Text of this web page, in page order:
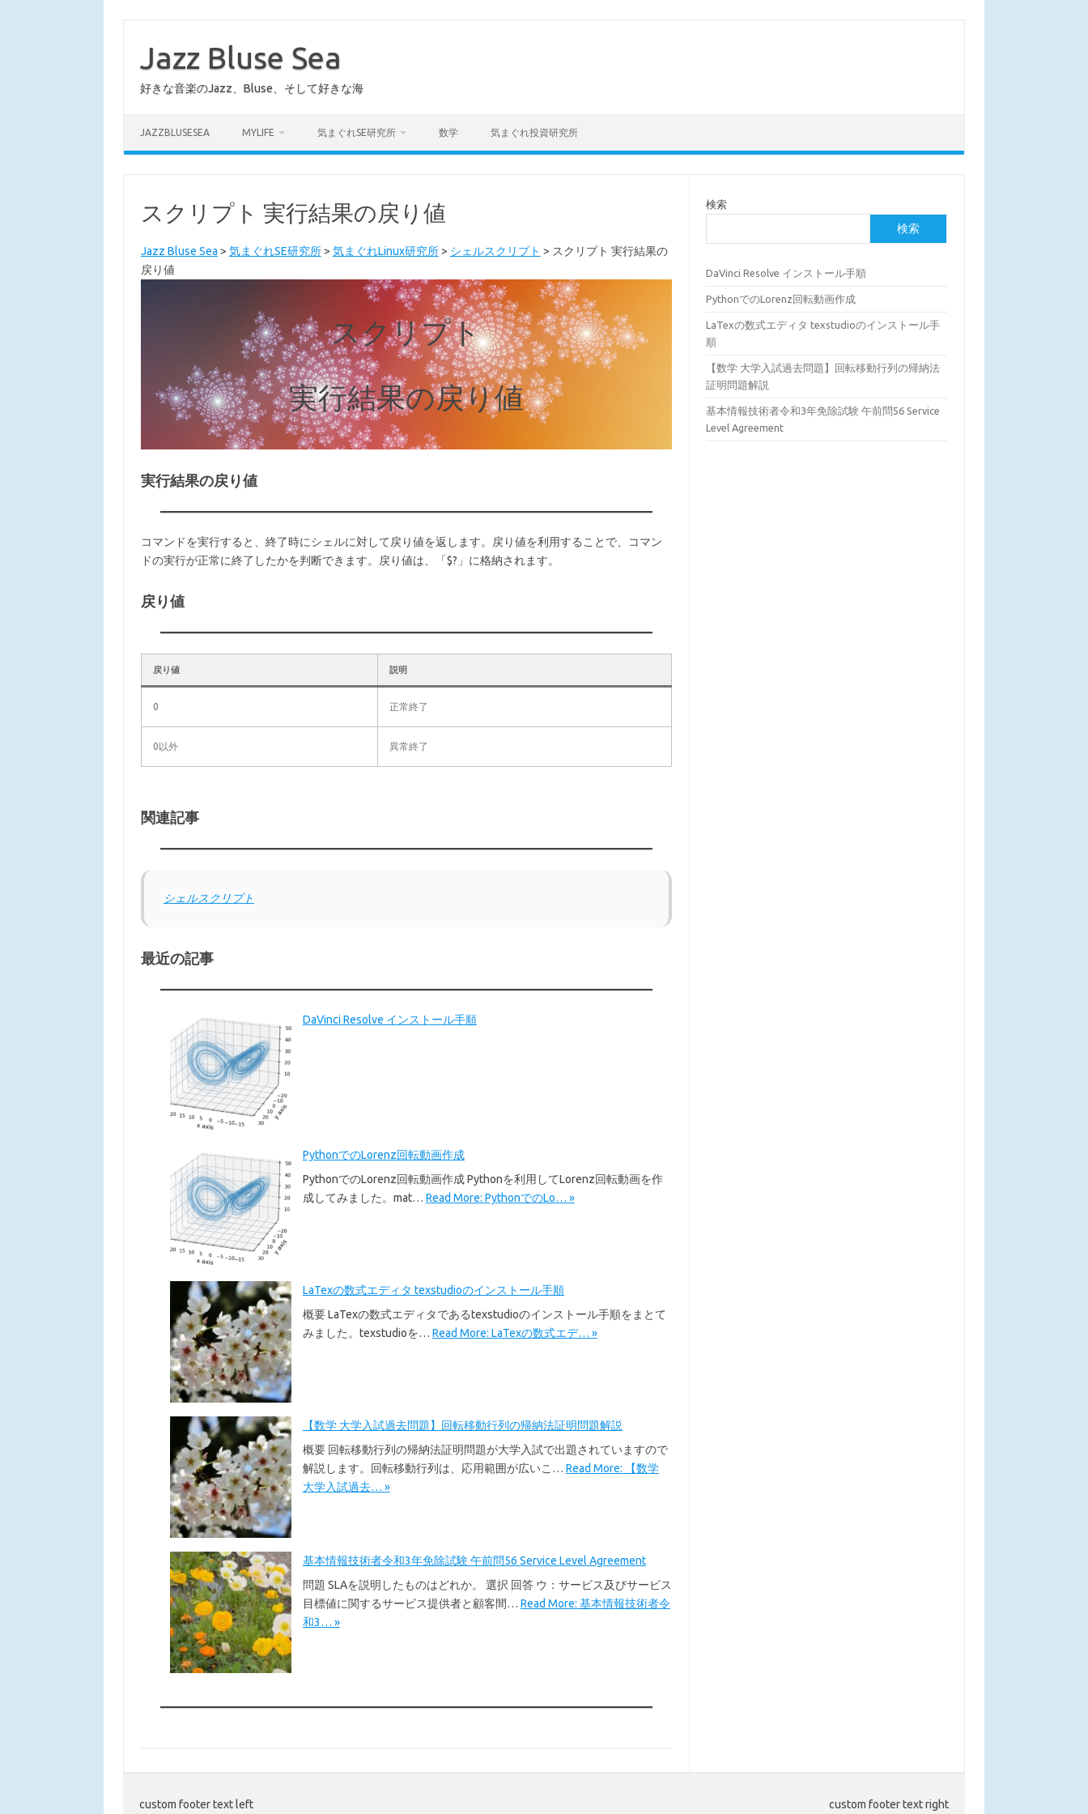
Jazz Bluse Sea
好きな音楽のJazz、Bluse、そして好きな海
JAZZBLUSESEA MYLIFE 気まぐれSE研究所 数学 気まぐれ投資研究所
スクリプト 実行結果の戻り値
Jazz Bluse Sea > 気まぐれSE研究所> 気まぐれLinux研究所> シェルスクリプト > スクリプト 実行結果の
戻り値
スクリプト
実行結果の戻り値
実行結果の戻り値
コマンドを実行すると、終了時にシェルに対して戻り値を返します。戻り値を利用することで、コマン
ドの実行が正常に終了したかを判断できます。戻り値は、「$?」に格納されます。
戻り値
戻り値 説明
0 正常終了
0以外 異常終了
関連記事
シェルスクリプト
最近の記事
DaVinci Resolve インストール手順
PythonでのLorenz回転動画作成
PythonでのLorenz回転動画作成 Pythonを利用してLorenz回転動画を作
成してみました。mat… Read More: PythonでのLo… »
LaTexの数式エディタ texstudioのインストール手順
概要 LaTexの数式エディタであるtexstudioのインストール手順をまとて
みました。texstudioを… Read More: LaTexの数式エデ… »
【数学 大学入試過去問題】回転移動行列の帰納法証明問題解説
概要 回転移動行列の帰納法証明問題が大学入試で出題されていますので
解説します。回転移動行列は、応用範囲が広いこ… Read More: 【数学
大学入試過去… »
基本情報技術者令和3年免除試験 午前問56 Service Level Agreement
問題 SLAを説明したものはどれか。 選択 回答 ウ：サービス及びサービス
目標値に関するサービス提供者と顧客間… Read More: 基本情報技術者令
和3… »
検索
検索
DaVinci Resolve インストール手順
PythonでのLorenz回転動画作成
LaTexの数式エディタ texstudioのインストール手
順
【数学 大学入試過去問題】回転移動行列の帰納法
証明問題解説
基本情報技術者令和3年免除試験 午前問56 Service
Level Agreement
custom footer text left custom footer text right